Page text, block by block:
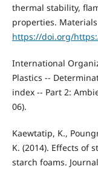
thermal stability,
properties.
https://doi.org/
International
Plastics --
index -- Part 2:
06).
Kaewtatip, K.,
K. (2014). Effects of
starch foams.